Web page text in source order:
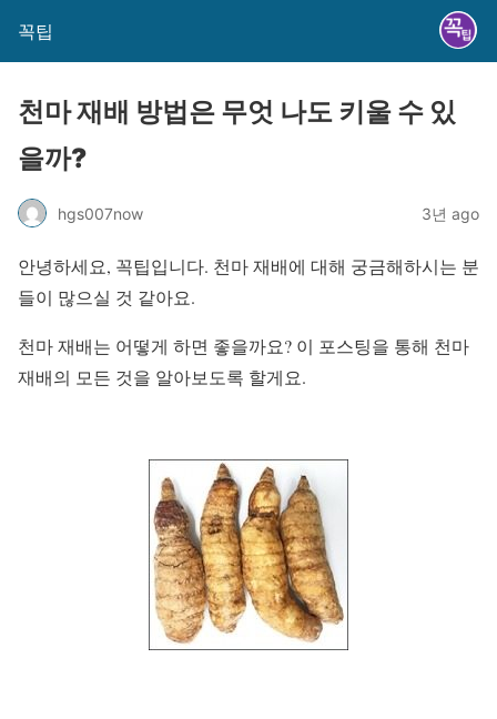
꼭팁
천마 재배 방법은 무엇 나도 키울 수 있
을까?
hgs007now 3년 ago
안녕하세요, 꼭팁입니다. 천마 재배에 대해 궁금해하시는 분
들이 많으실 것 같아요.
천마 재배는 어떻게 하면 좋을까요? 이 포스팅을 통해 천마
재배의 모든 것을 알아보도록 할게요.